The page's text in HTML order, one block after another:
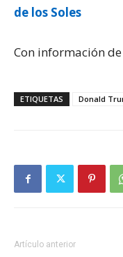
de los Soles
Con información de
ETIQUETAS Donald
Artículo anterior